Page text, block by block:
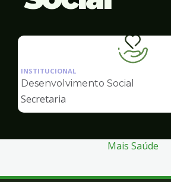
Ilustração
da
pagina
INSTITUCIONAL
Desenvolvimento Social
Secretaria
Mais Saúde